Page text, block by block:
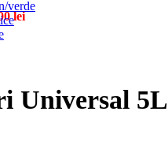
verde
lei
Universal 5L